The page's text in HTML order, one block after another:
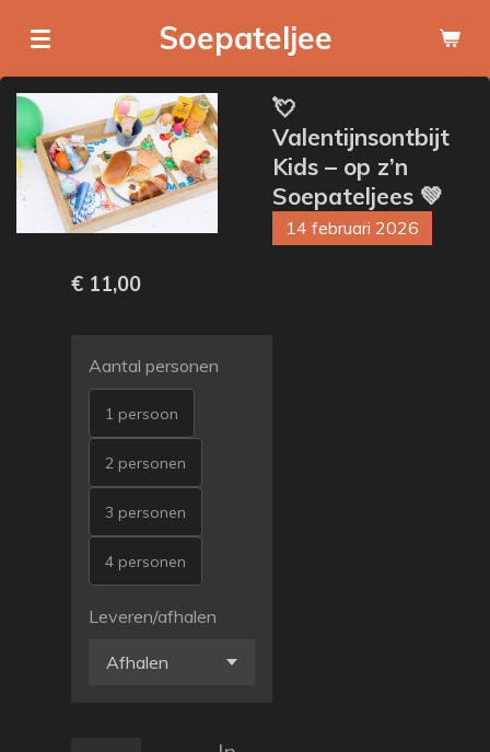
direct
naar
de
hoofdinhoud
Soepateljee
💘
Valentijnsontbijt
Kids – op z’n
Soepateljees 💚
14 februari 2026
€ 11,00
Aantal personen
1 persoon
2 personen
3 personen
4 personen
Leveren/afhalen